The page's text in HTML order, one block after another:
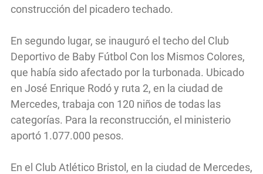
construcción del picadero techado.
En segundo lugar, se inauguró el techo del Club
Deportivo de Baby Fútbol Con los Mismos Colores,
que había sido afectado por la turbonada. Ubicado
en José Enrique Rodó y ruta 2, en la ciudad de
Mercedes, trabaja con 120 niños de todas las
categorías. Para la reconstrucción, el ministerio
aportó 1.077.000 pesos.
En el Club Atlético Bristol, en la ciudad de Mercedes,